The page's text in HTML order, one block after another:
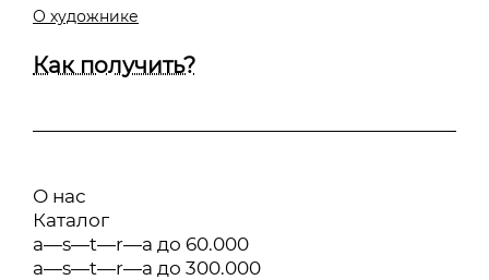
О художнике
Как получить?
О нас
Каталог
a—s—t—r—a до 60.000
a—s—t—r—a до 300.000